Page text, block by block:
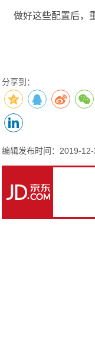
做好这些配置后，
分享到：
编辑发布时间：2019-